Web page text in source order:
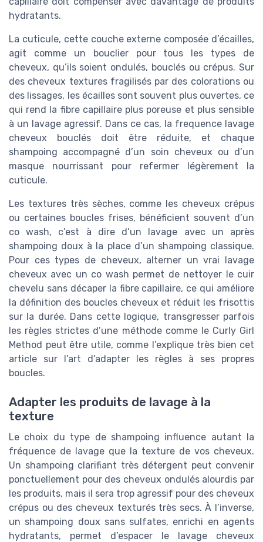
hydratants.
La cuticule, cette couche externe composée d’écailles,
agit comme un bouclier pour tous les types de
cheveux, qu’ils soient ondulés, bouclés ou crépus. Sur
des cheveux textures fragilisés par des colorations ou
des lissages, les écailles sont souvent plus ouvertes, ce
qui rend la fibre capillaire plus poreuse et plus sensible
à un lavage agressif. Dans ce cas, la frequence lavage
cheveux bouclés doit être réduite, et chaque
shampoing accompagné d’un soin cheveux ou d’un
masque nourrissant pour refermer légèrement la
cuticule.
Les textures très sèches, comme les cheveux crépus
ou certaines boucles frises, bénéficient souvent d’un
co wash, c’est à dire d’un lavage avec un après
shampoing doux à la place d’un shampoing classique.
Pour ces types de cheveux, alterner un vrai lavage
cheveux avec un co wash permet de nettoyer le cuir
chevelu sans décaper la fibre capillaire, ce qui améliore
la définition des boucles cheveux et réduit les frisottis
sur la durée. Dans cette logique, transgresser parfois
les règles strictes d’une méthode comme le Curly Girl
Method peut être utile, comme l’explique très bien cet
article sur l’art d’adapter les règles à ses propres
boucles.
Adapter les produits de lavage à la
texture
Le choix du type de shampoing influence autant la
fréquence de lavage que la texture de vos cheveux.
Un shampoing clarifiant très détergent peut convenir
ponctuellement pour des cheveux ondulés alourdis par
les produits, mais il sera trop agressif pour des cheveux
crépus ou des cheveux texturés très secs. À l’inverse,
un shampoing doux sans sulfates, enrichi en agents
hydratants, permet d’espacer le lavage cheveux